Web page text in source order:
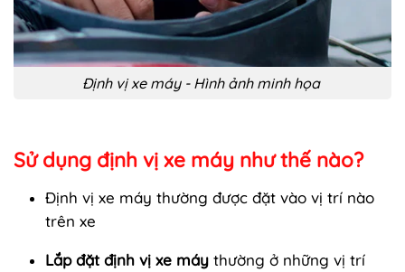
Định vị xe máy - Hình ảnh minh họa
Sử dụng định vị xe máy như thế nào?
Định vị xe máy thường được đặt vào vị trí nào
trên xe
Lắp đặt định vị xe máy thường ở những vị trí